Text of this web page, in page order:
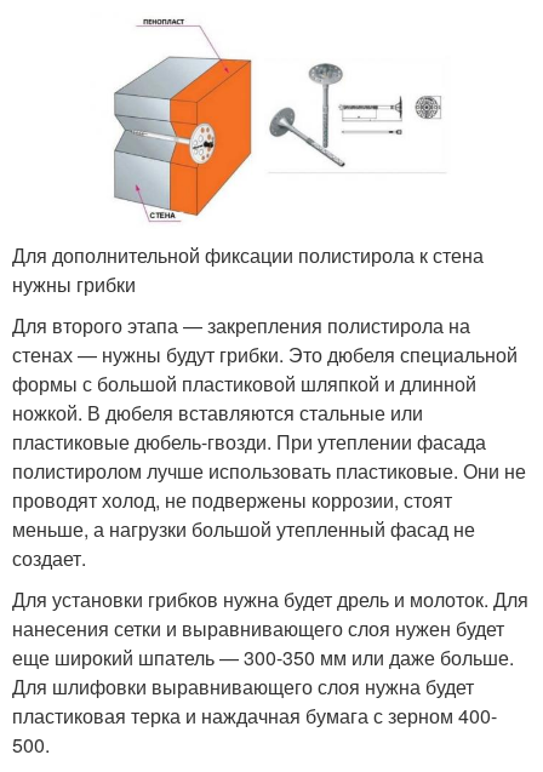
Для дополнительной фиксации полистирола к стена
нужны грибки
Для второго этапа — закрепления полистирола на
стенах — нужны будут грибки. Это дюбеля специальной
формы с большой пластиковой шляпкой и длинной
ножкой. В дюбеля вставляются стальные или
пластиковые дюбель-гвозди. При утеплении фасада
полистиролом лучше использовать пластиковые. Они не
проводят холод, не подвержены коррозии, стоят
меньше, а нагрузки большой утепленный фасад не
создает.
Для установки грибков нужна будет дрель и молоток. Для
нанесения сетки и выравнивающего слоя нужен будет
еще широкий шпатель — 300-350 мм или даже больше.
Для шлифовки выравнивающего слоя нужна будет
пластиковая терка и наждачная бумага с зерном 400-
500.